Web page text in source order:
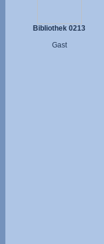
Bibliothek 0213
Gast